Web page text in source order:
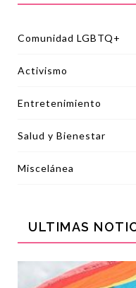
Comunidad LGBTQ+
Activismo
Entretenimiento
Salud y Bienestar
Miscelánea
ULTIMAS